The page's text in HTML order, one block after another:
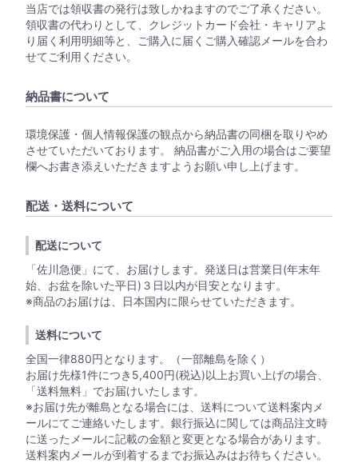
当店では領収書の発行は致しかねますのでご了承ください。
領収書の代わりとして、クレジットカード会社・キャリアよ
り届く利用明細等と、ご購入に届くご購入確認メールを合わ
せてご利用ください。
納品書について
環境保護・個人情報保護の観点から納品書の同梱を取りやめ
させていただいております。 納品書がご入用の場合はご要望
欄へお書き添えいただきますようお願い申し上げます。
配送・送料について
配送について
「佐川急便」にて、お届けします。発送日は営業日(年末年
始、お盆を除いた平日)３日以内が目安となります。
※商品のお届けは、日本国内に限らせていただきます。
送料について
全国一律880円となります。（一部離島を除く）
お届け先様1件につき5,400円(税込)以上お買い上げの場合、
「送料無料」でお届けいたします。
※お届け先が離島となる場合には、送料について送料案内メ
ールにてご連絡いたします。銀行振込に関しては商品注文時
に送ったメールに記載の金額と変更となる場合があります。
送料案内メールが到着するまでお振込みはお待ちください。